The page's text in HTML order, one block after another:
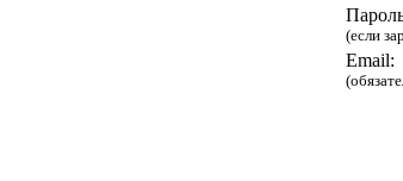
(если
Email: